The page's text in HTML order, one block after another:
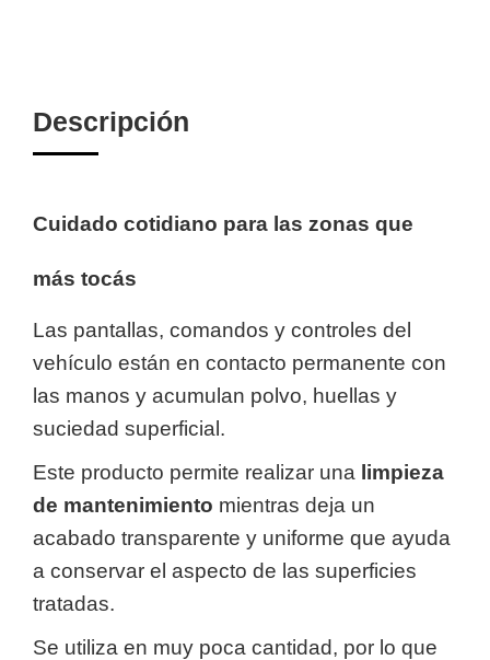
Descripción
Cuidado cotidiano para las zonas que
más tocás
Las pantallas, comandos y controles del
vehículo están en contacto permanente con
las manos y acumulan polvo, huellas y
suciedad superficial.
Este producto permite realizar una limpieza
de mantenimiento mientras deja un
acabado transparente y uniforme que ayuda
a conservar el aspecto de las superficies
tratadas.
Se utiliza en muy poca cantidad, por lo que